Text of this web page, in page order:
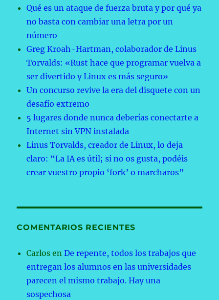
Qué es un ataque de fuerza bruta y por qué ya
no basta con cambiar una letra por un
número
Greg Kroah-Hartman, colaborador de Linus
Torvalds: «Rust hace que programar vuelva a
ser divertido y Linux es más seguro»
Un concurso revive la era del disquete con un
desafío extremo
5 lugares donde nunca deberías conectarte a
Internet sin VPN instalada
Linus Torvalds, creador de Linux, lo deja
claro: “La IA es útil; si no os gusta, podéis
crear vuestro propio ‘fork’ o marcharos”
COMENTARIOS RECIENTES
Carlos enDe repente, todos los trabajos que
entregan los alumnos en las universidades
parecen el mismo trabajo. Hay una
sospechosa